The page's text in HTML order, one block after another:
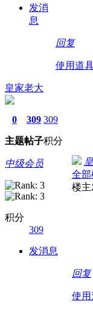
发消
息
回复
使用道
皇家老大
0
主题
309
帖子
309
积分
中级会员
积分
309
发消息
全
楼主
回复
使